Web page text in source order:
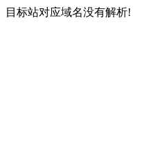
目标站对应域名没有解析!